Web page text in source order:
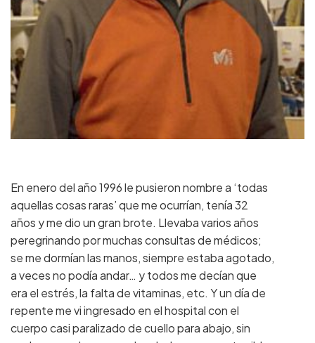
En enero del año 1996 le pusieron nombre a ‘todas
aquellas cosas raras’ que me ocurrían, tenía 32
años y me dio un gran brote. Llevaba varios años
peregrinando por muchas consultas de médicos;
se me dormían las manos, siempre estaba agotado,
a veces no podía andar… y todos me decían que
era el estrés, la falta de vitaminas, etc. Y un día de
repente me vi ingresado en el hospital con el
cuerpo casi paralizado de cuello para abajo, sin